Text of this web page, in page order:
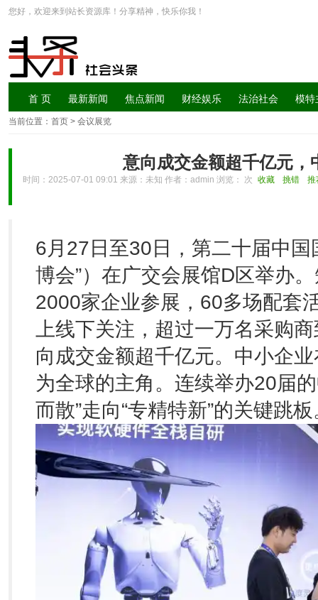
您好，欢迎来到站长资源库！分享精神，快乐你我！
首 页 最新新闻 焦点新闻 财经娱乐 法治社会 模特
当前位置： 首页 > 会议展览
意向成交金额超千亿元，
时间：2025-07-01 09:01 来源：未知 作者：admin 浏览： 次 收藏 挑错 推
6月27日至30日，第二十届中
博会”）在广交会展馆D区举办
2000家企业参展，60多场配套
上线下关注，超过一万名采购
向成交金额超千亿元。中小企
为全球的主角。连续举办20届
而散”走向“专精特新”的关键跳